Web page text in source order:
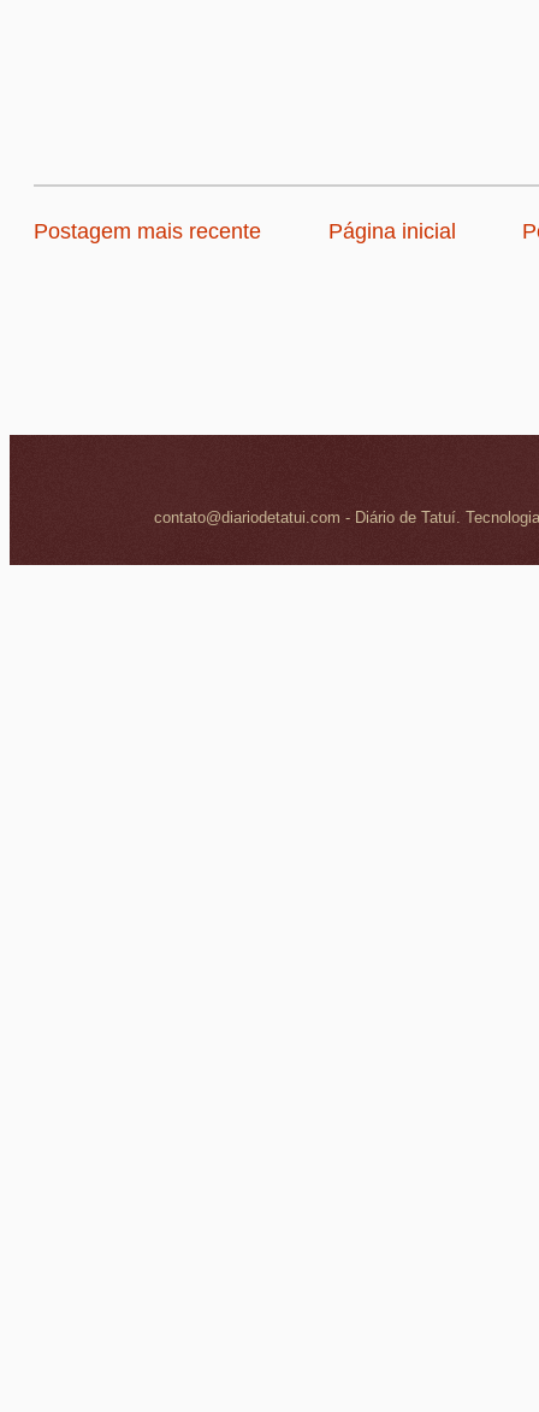
Postagem mais recente Página inicial
contato@diariodetatui.com - Diário de Tatuí.